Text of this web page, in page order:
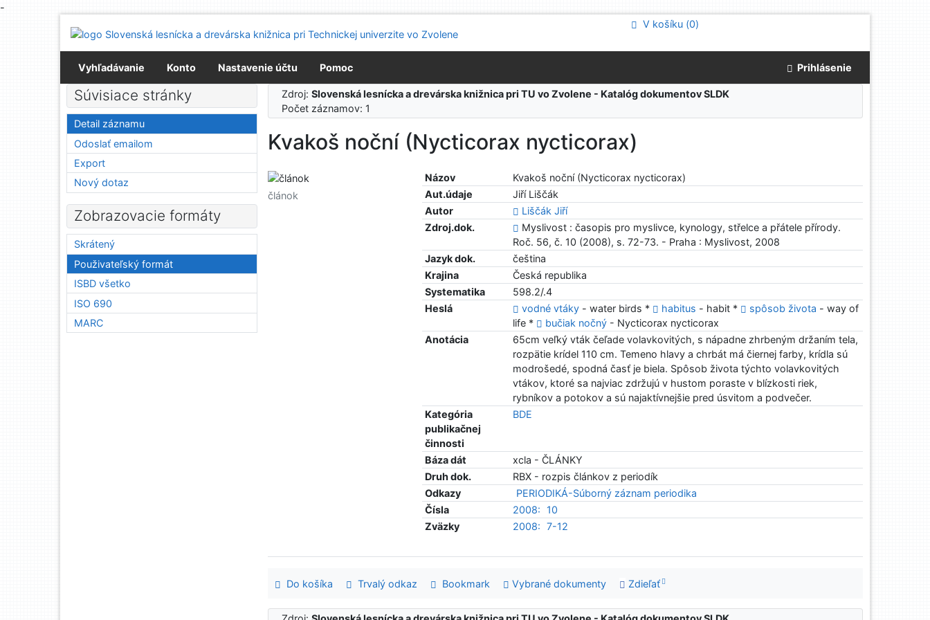
-
Prejsť na menu
Prehlásenie o webovej prístupnosti
V košíku (0)
Vyhľadávanie Konto Nastavenie účtu Pomoc Prihlásenie
Zdroj:Slovenská lesnícka a drevárska knižnica pri TU vo Zvolene - Katalóg dokumentov SLDK
Počet záznamov: 1
Kvakoš noční (Nycticorax nycticorax)
Názov
Kvakoš noční (Nycticorax nycticorax)
Aut.údaje
Jiří Liščák
Autor
Liščák Jiří
Zdroj.dok.
Myslivost : časopis pro myslivce, kynology, střelce a přátele přírody.
Roč. 56, č. 10 (2008), s. 72-73. - Praha : Myslivost, 2008
Jazyk dok.
čeština
Krajina
Česká republika
Systematika
598.2/.4
Heslá
vodné vtáky - water birds * habitus - habit * spôsob života - way of
life *
bučiak nočný - Nycticorax nycticorax
Anotácia
65cm veľký vták čeľade volavkovitých, s nápadne zhrbeným držaním tela,
rozpätie krídel 110 cm. Temeno hlavy a chrbát má čiernej farby, krídla sú
modrošedé, spodná časť je biela. Spôsob života týchto volavkovitých
vtákov, ktoré sa najviac zdržujú v hustom poraste v blízkosti riek,
rybníkov a potokov a sú najaktívnejšie pred úsvitom a podvečer.
Kategória
publikačnej
činnosti
BDE
Báza dát
xcla - ČLÁNKY
Druh dok.
RBX - rozpis článkov z periodík
Odkazy
PERIODIKÁ-Súborný záznam periodika
Čísla
2008:
10
Zväzky
2008: 7-12
článok
Do košíka Trvalý odkaz Bookmark Vybrané dokumenty Zdieľať
Súvisiace stránky
Detail záznamu
Odoslať emailom
Export
Nový dotaz
Zobrazovacie formáty
Skrátený
Použivateľský formát
ISBD všetko
ISO 690
MARC